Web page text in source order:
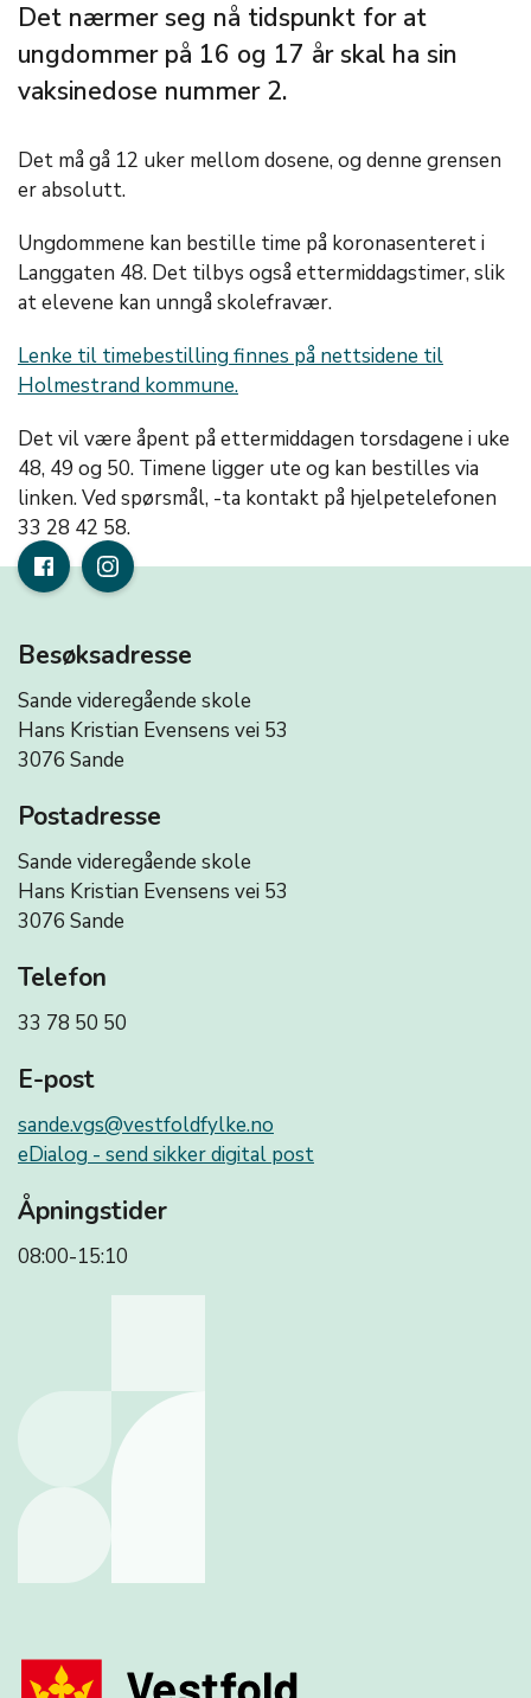
Det nærmer seg nå tidspunkt for at
ungdommer på 16 og 17 år skal ha sin
vaksinedose nummer 2.
Det må gå 12 uker mellom dosene, og denne grensen
er absolutt.
Ungdommene kan bestille time på koronasenteret i
Langgaten 48. Det tilbys også ettermiddagstimer, slik
at elevene kan unngå skolefravær.
Lenke til timebestilling finnes på nettsidene til
Holmestrand kommune.
Det vil være åpent på ettermiddagen torsdagene i uke
48, 49 og 50. Timene ligger ute og kan bestilles via
linken. Ved spørsmål, -ta kontakt på hjelpetelefonen
33 28 42 58.
Besøksadresse
Sande videregående skole
Hans Kristian Evensens vei 53
3076 Sande
Postadresse
Sande videregående skole
Hans Kristian Evensens vei 53
3076 Sande
Telefon
33 78 50 50
E-post
sande.vgs@vestfoldfylke.no
eDialog - send sikker digital post
Åpningstider
08:00-15:10